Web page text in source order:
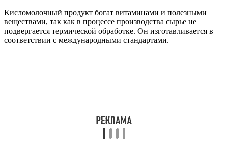
Кисломолочный продукт богат витаминами и полезными
веществами, так как в процессе производства сырье не
подвергается термической обработке. Он изготавливается в
соответствии с международными стандартами.